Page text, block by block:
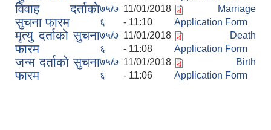
विवाह दर्ताकाे
सुचना फारम
७५/७
६
11/01/2018
- 11:10
Marriage
Application Form
मृत्यु दर्ताकाे सुचना
फारम
७५/७
६
11/01/2018
- 11:08
Death
Application Form
जन्म दर्ताकाे सुचना
फारम
७५/७
६
11/01/2018
- 11:06
Birth
Application Form